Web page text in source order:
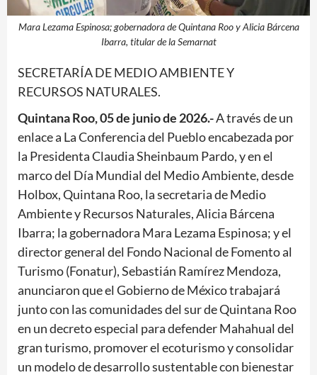
Mara Lezama Espinosa; gobernadora de Quintana Roo y Alicia Bárcena
Ibarra, titular de la Semarnat
SECRETARÍA DE MEDIO AMBIENTE Y
RECURSOS NATURALES.
Quintana Roo, 05 de junio de 2026.-A través de un
enlace a La Conferencia del Pueblo encabezada por
la Presidenta Claudia Sheinbaum Pardo, y en el
marco del Día Mundial del Medio Ambiente, desde
Holbox, Quintana Roo, la secretaria de Medio
Ambiente y Recursos Naturales, Alicia Bárcena
Ibarra; la gobernadora Mara Lezama Espinosa; y el
director general del Fondo Nacional de Fomento al
Turismo (Fonatur), Sebastián Ramírez Mendoza,
anunciaron que el Gobierno de México trabajará
junto con las comunidades del sur de Quintana Roo
en un decreto especial para defender Mahahual del
gran turismo, promover el ecoturismo y consolidar
un modelo de desarrollo sustentable con bienestar